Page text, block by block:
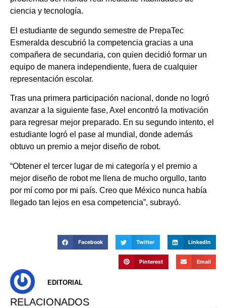
ciencia y tecnología.
El estudiante de segundo semestre de PrepaTec
Esmeralda descubrió la competencia gracias a una
compañera de secundaria, con quien decidió formar un
equipo de manera independiente, fuera de cualquier
representación escolar.
Tras una primera participación nacional, donde no logró
avanzar a la siguiente fase, Axel encontró la motivación
para regresar mejor preparado. En su segundo intento, el
estudiante logró el pase al mundial, donde además
obtuvo un premio a mejor diseño de robot.
“Obtener el tercer lugar de mi categoría y el premio a
mejor diseño de robot me llena de mucho orgullo, tanto
por mí como por mi país. Creo que México nunca había
llegado tan lejos en esa competencia”, subrayó.
Facebook Twitter LinkedIn
Pinterest Email
EDITORIAL
RELACIONADOS